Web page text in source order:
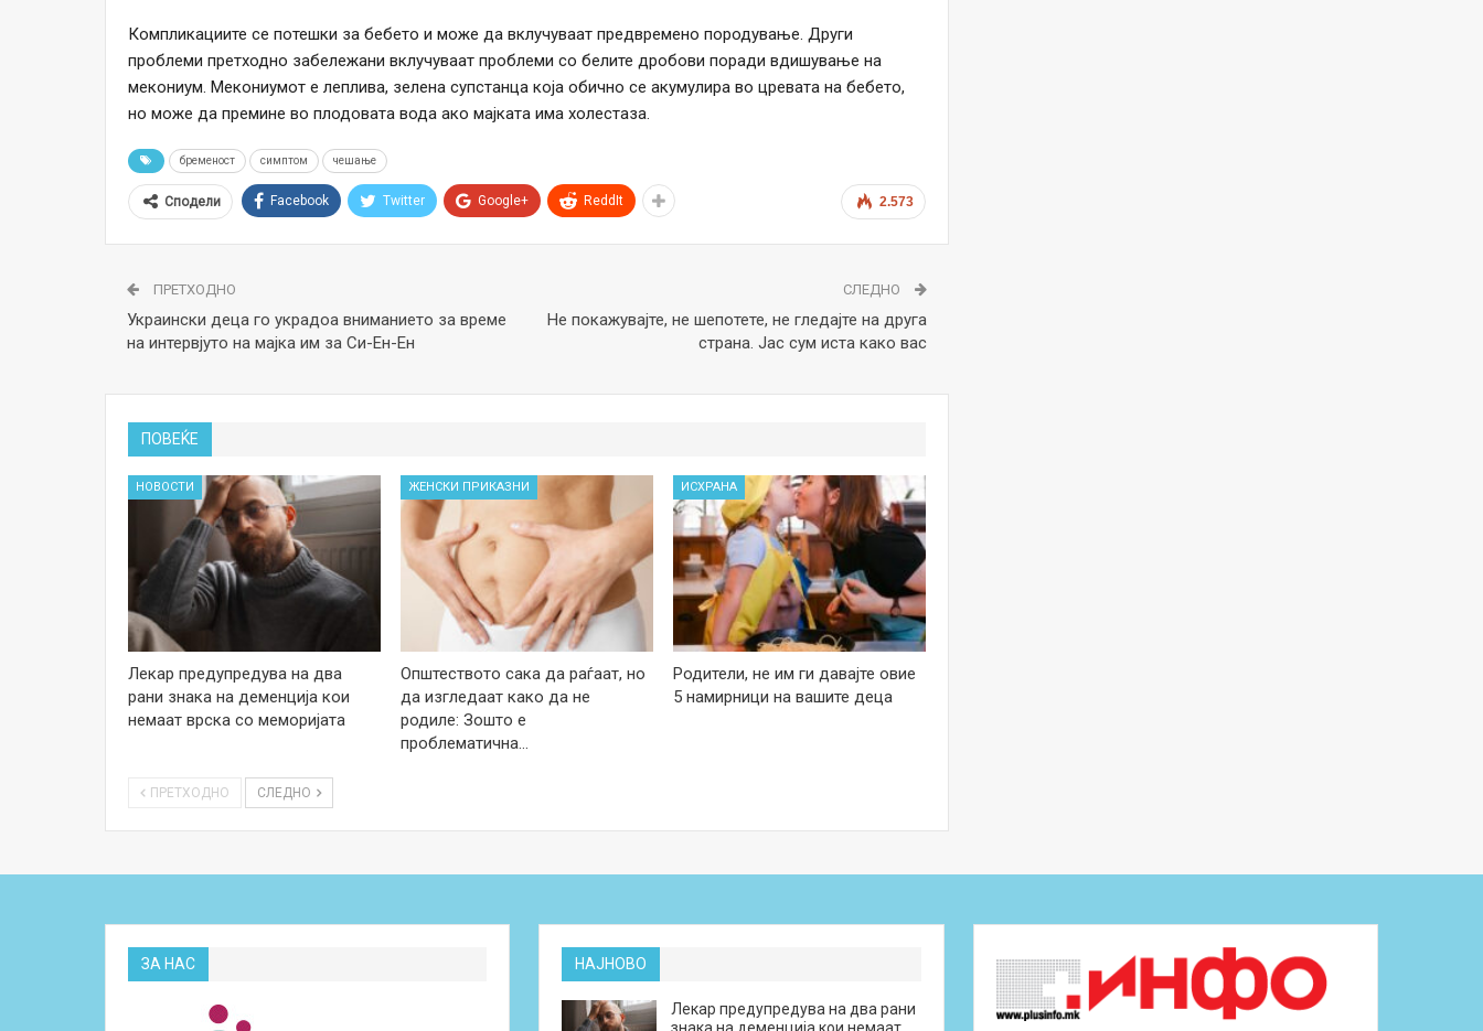
Компликациите се потешки за бебето и може да вклучуваат предвремено породување. Други
проблеми претходно забележани вклучуваат проблеми со белите дробови поради вдишување на
мекониум. Мекониумот е леплива, зелена супстанца која обично се акумулира во цревата на бебето,
но може да премине во плодовата вода ако мајката има холестаза.
бременост симптом чешање
2.573
Сподели Facebook Twitter Google+ ReddIt
ПРЕТХОДНО
Украински деца го украдоа вниманието за време
на интервјуто на мајка им за Си-Ен-Ен
СЛЕДНО
Не покажувајте, не шепотете, не гледајте на друга
страна. Јас сум иста како вас
ПОВЕЌЕ
НОВОСТИ
Лекар предупредува на два
рани знака на деменција кои
немаат врска со меморијата
ЖЕНСКИ ПРИКАЗНИ
Општеството сака да раѓаат, но
да изгледаат како да не
родиле: Зошто е
проблематична…
ИСХРАНА
Родители, не им ги давајте овие
5 намирници на вашите деца
ПРЕТХОДНО СЛЕДНО
ЗА НАС НАЈНОВО
Лекар предупредува на два рани